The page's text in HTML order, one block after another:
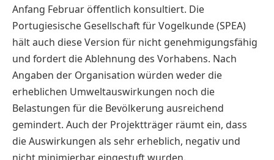
Anfang Februar öffentlich konsultiert. Die
Portugiesische Gesellschaft für Vogelkunde (SPEA)
hält auch diese Version für nicht genehmigungsfähig
und fordert die Ablehnung des Vorhabens. Nach
Angaben der Organisation würden weder die
erheblichen Umweltauswirkungen noch die
Belastungen für die Bevölkerung ausreichend
gemindert. Auch der Projektträger räumt ein, dass
die Auswirkungen als sehr erheblich, negativ und
nicht minimierbar eingestuft wurden.